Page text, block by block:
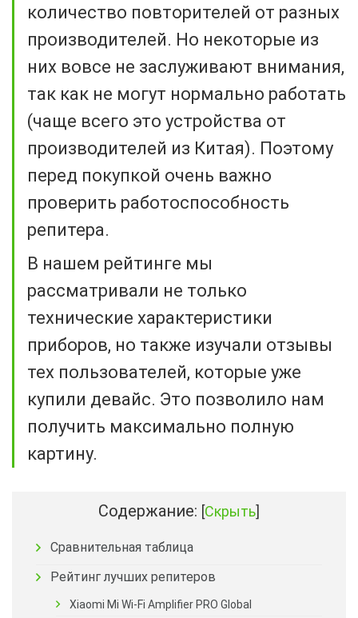
количество повторителей от разных
производителей. Но некоторые из
них вовсе не заслуживают внимания,
так как не могут нормально работать
(чаще всего это устройства от
производителей из Китая). Поэтому
перед покупкой очень важно
проверить работоспособность
репитера.
В нашем рейтинге мы
рассматривали не только
технические характеристики
приборов, но также изучали отзывы
тех пользователей, которые уже
купили девайс. Это позволило нам
получить максимально полную
картину.
Содержание: [Скрыть]
Сравнительная таблица
Рейтинг лучших репитеров
Xiaomi Mi Wi-Fi Amplifier PRO Global